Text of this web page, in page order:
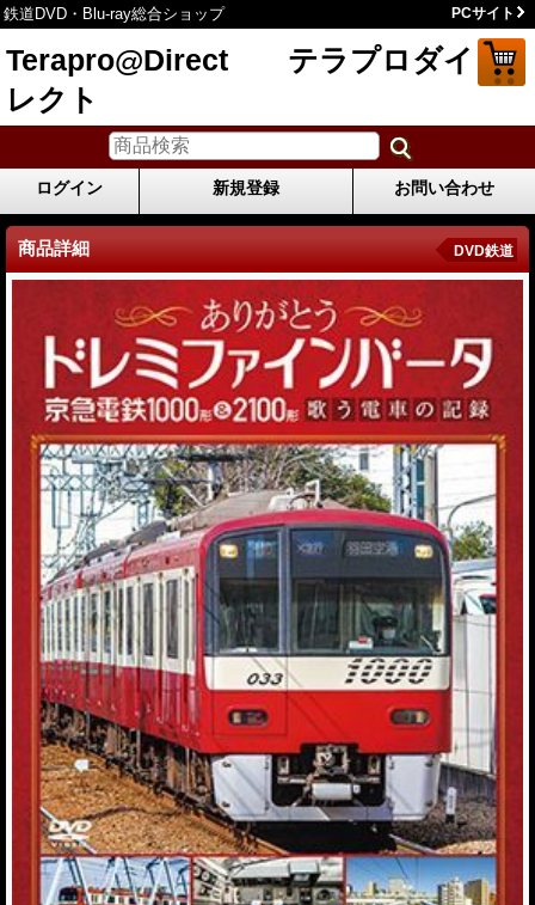
鉄道DVD・Blu-ray総合ショップ PCサイト
Terapro@Direct テラプロダイ
レクト
ログイン 新規登録 お問い合わせ
商品詳細 DVD鉄道